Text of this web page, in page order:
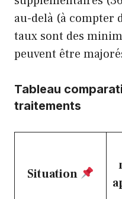
au-delà (à compter
taux sont des
peuvent être
Tableau
traitements
Situation